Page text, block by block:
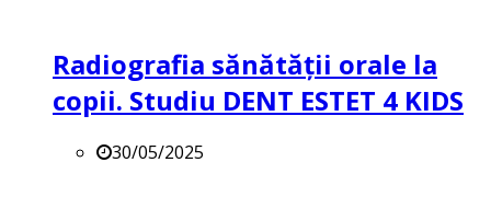
Radiografia sănătății orale la
copii. Studiu DENT ESTET 4 KIDS
30/05/2025